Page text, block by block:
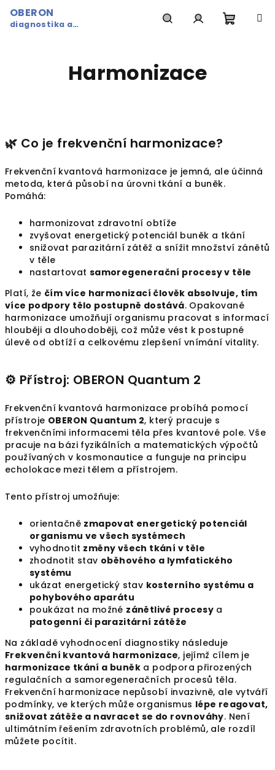
na
obsah
OBERON
diagnostika a
Harmonizace
🌿 Co je frekvenční harmonizace?
Frekvenční kvantová harmonizace je jemná, ale účinná
metoda, která působí na úrovni tkání a buněk.
Pomáhá:
harmonizovat zdravotní obtíže
zvyšovat energetický potenciál buněk a tkání
snižovat parazitární zátěž a snížit množství zánětů
v těle
nastartovat samoregenerační procesy v těle
Platí, že čím více harmonizací člověk absolvuje, tím
více podpory tělo postupně dostává. Opakované
harmonizace umožňují organismu pracovat s informací
hlouběji a dlouhodoběji, což může vést k postupné
úlevě od obtíží a celkovému zlepšení vnímání vitality.
⚙️ Přístroj: OBERON Quantum 2
Frekvenční kvantová harmonizace probíhá pomocí
přístroje OBERON Quantum 2, který pracuje s
frekvenčními informacemi těla přes kvantové pole. Vše
pracuje na bázi fyzikálních a matematických výpočtů
používaných v kosmonautice a funguje na principu
echolokace mezi tělem a přístrojem.
Tento přístroj umožňuje:
orientačně zmapovat energetický potenciál
organismu ve všech systémech
vyhodnotit změny všech tkání v těle
zhodnotit stav oběhového a lymfatického
systému
ukázat energetický stav kosterního systému a
pohybového aparátu
poukázat na možné zánětlivé procesy a
patogenní či parazitární zátěže
Na základě vyhodnocení diagnostiky následuje
Frekvenční kvantová harmonizace, jejímž cílem je
harmonizace tkání a buněk a podpora přirozených
regulačních a samoregeneračních procesů těla.
Frekvenční harmonizace nepůsobí invazivně, ale vytváří
podmínky, ve kterých může organismus lépe reagovat,
snižovat zátěže a navracet se do rovnováhy. Není
ultimátním řešením zdravotních problémů, ale rozdíl
můžete pocítit.